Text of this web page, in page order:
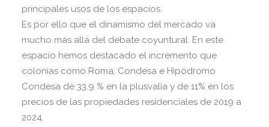
principales usos de los espacios.
Es por ello que el dinamismo del mercado va
mucho más allá del debate coyuntural. En este
espacio hemos destacado el incremento que
colonias como Roma, Condesa e Hipódromo
Condesa de 33.9 % en la plusvalía y de 11% en los
precios de las propiedades residenciales de 2019 a
2024.